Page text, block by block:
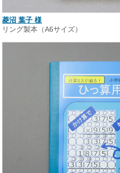
菱沼 葉子 様
リング製本（A6サイズ）